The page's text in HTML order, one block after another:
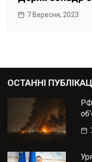
7 Вересня, 2023
ОСТАННІ
РФ